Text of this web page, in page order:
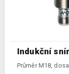
Indukční
Průměr M18,